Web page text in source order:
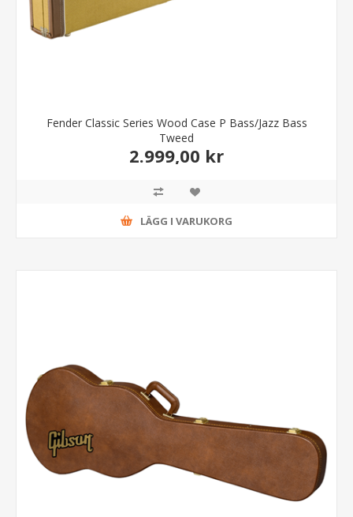
Fender Classic Series Wood Case P Bass/Jazz Bass
Tweed
2.999,00 kr
LÄGG I VARUKORG